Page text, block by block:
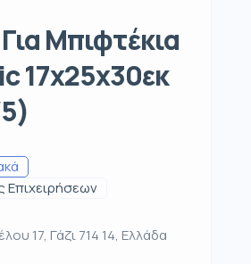
Μπιφτέκια
17x25x30εκ
Επιχειρήσεων
17, Γάζι 714 14, Ελλάδα